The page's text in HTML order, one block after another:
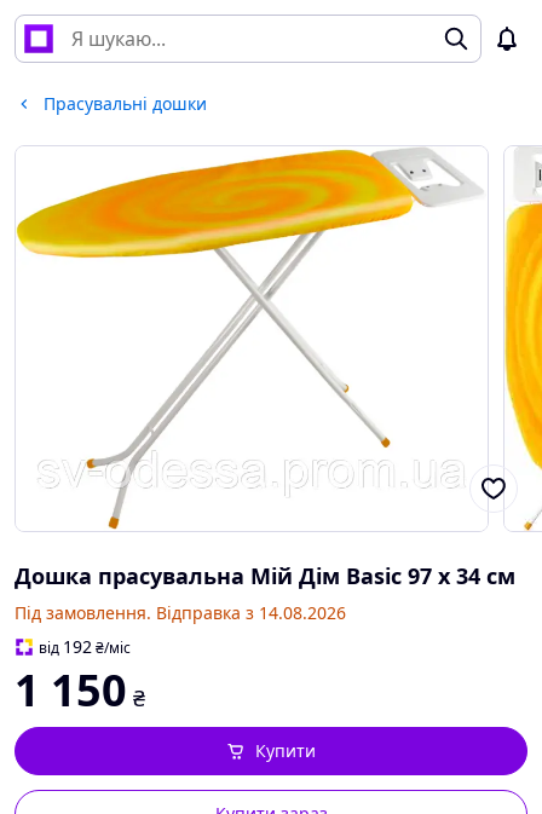
Прасувальні дошки
Дошка прасувальна Мій Дім Basic 97 х 34 см
Під замовлення. Відправка з 14.08.2026
від 192₴/міс
1 150 ₴
Купити